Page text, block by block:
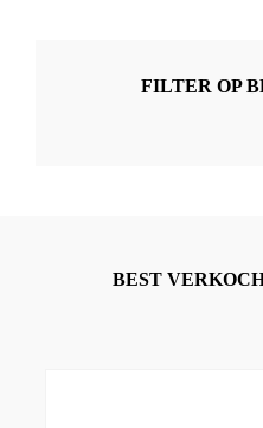
FILTER OP
BEST